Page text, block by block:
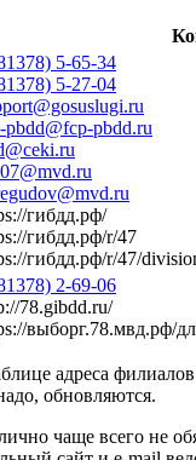
5-65-34
5-27-04
pbdd@fcp-pbdd.ru
гибдд.рф/
гибдд.рф/r/47
гибдд.рф/r/47/
2-69-06
78.gibdd.ru/
выборг.78.мвд.рф/
адреса
обновляются.
чаще всего не